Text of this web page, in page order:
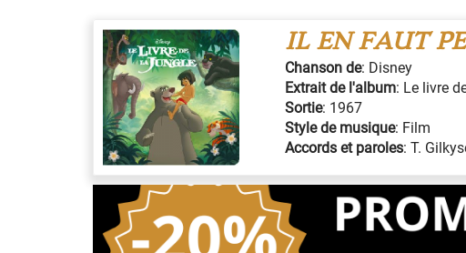
IL EN FAUT
Chanson de: Disney
Extrait de l'album: Le livre
Sortie: 1967
Style de musique: Film
Accords et paroles: T.